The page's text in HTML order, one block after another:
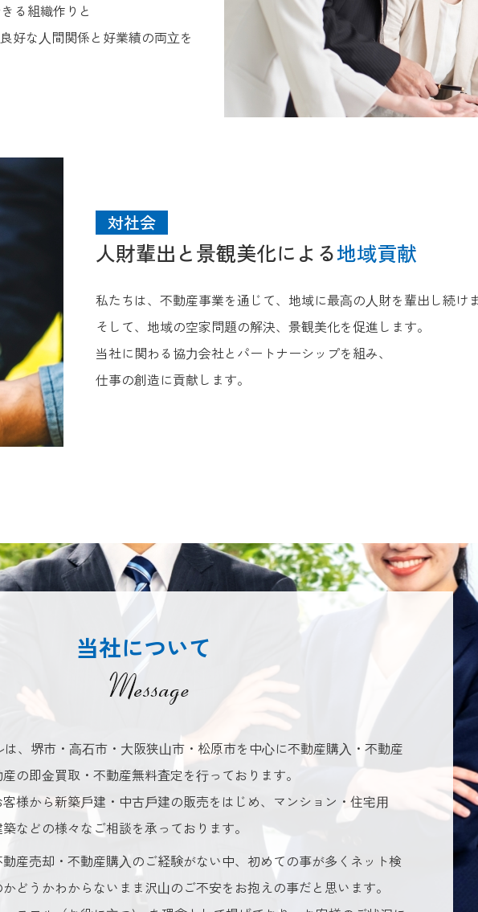
る組織作りと
好な⼈間関係と好業績の両⽴を
対社会
人財輩出と景観美化による地域貢献
私たちは、不動産事業を通じて、地域に最⾼の⼈財を輩出し続けま
そして、地域の空家問題の解決、景観美化を促進します。
当社に関わる協⼒会社とパートナーシップを組み、
仕事の創造に貢献します。
当社について
は、堺市・⾼⽯市・⼤阪狭⼭市・松原市を中⼼に不動産購⼊・不動産
の即⾦買取・不動産無料査定を⾏っております。
様から新築⼾建・中古⼾建の販売をはじめ、マンション・住宅⽤
などの様々なご相談を承っております。
産売却・不動産購⼊のご経験がない中、初めての事が多くネット検
どうかわからないまま沢⼭のご不安をお抱えの事だと思います。